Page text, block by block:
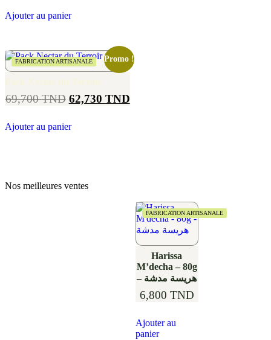
Ajouter au panier
Promo !
FABRICATION ARTISANALE
69,700TND 62,730 TND
Ajouter au panier
Nos meilleures ventes
FABRICATION ARTISANALE
Harissa
M’decha – 80g
– هريسة مدشة
6,800 TND
Ajouter au
panier